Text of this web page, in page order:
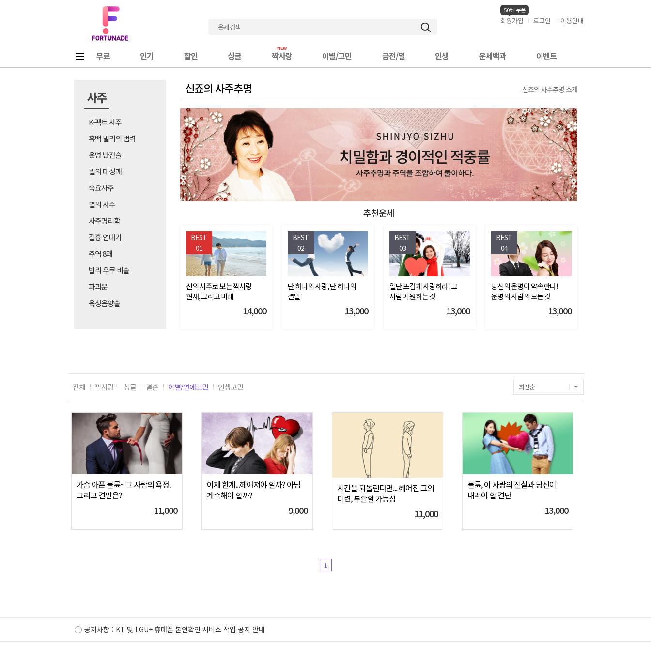
50% 쿠폰
회원가입 로그인 이용안내
무료 인기 할인 싱글 짝사랑 이별/고민 금전/일 인생 운세백과 이벤트
사주
K-팩트 사주
흑백 밀리의 법력
운명 반전술
별의 대성괘
숙요사주
별의 사주
사주명리학
길흉 연대기
주역 8괘
발리 우쿠 비술
파괴운
육상음양술
신죠의 사주추명 신죠의 사주추명 소개
추천운세
BEST
01
신의 사주로 보는 짝사랑
현재, 그리고 미래
14,000
BEST
02
단 하나의 사랑, 단 하나의
결말
13,000
BEST
03
일단 뜨겁게 사랑하라! 그
사람이 원하는 것
13,000
BEST
04
당신의 운명이 약속한다!
운명의 사람의 모든 것
13,000
전체 짝사랑 싱글 결혼 이별/연애고민 인생고민
가슴 아픈 불륜~ 그 사람의 욕정,
그리고 결말은?
11,000
이제 한계...헤어져야 할까? 아님
계속해야 할까?
9,000
시간을 되돌린다면... 헤어진 그의
미련, 부활할 가능성
11,000
불륜, 이 사랑의 진실과 당신이
내려야 할 결단
13,000
1
공지사항 : KT 및 LGU+ 휴대폰 본인확인 서비스 작업 공지 안내